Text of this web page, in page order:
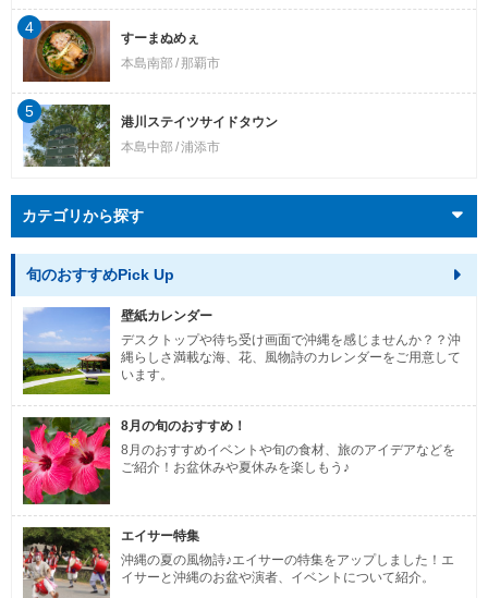
すーまぬめぇ
本島南部
那覇市
4
港川ステイツサイドタウン
本島中部 浦添市
5
カテゴリから探す
旬のおすすめPick Up
壁紙カレンダー
デスクトップや待ち受け画面で沖縄を感じませんか？？沖
縄らしさ満載な海、花、風物詩のカレンダーをご用意して
います。
8月の旬のおすすめ！
8月のおすすめイベントや旬の食材、旅のアイデアなどを
ご紹介！お盆休みや夏休みを楽しもう♪
エイサー特集
沖縄の夏の風物詩♪エイサーの特集をアップしました！エ
イサーと沖縄のお盆や演者、イベントについて紹介。